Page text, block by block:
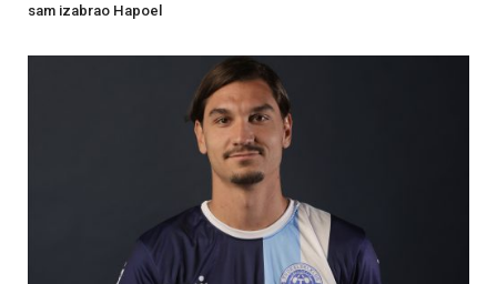
sam izabrao Hapoel